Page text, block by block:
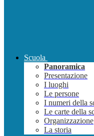
Scuola
Panoramica
Presentazione
I luoghi
Le persone
I numeri della
Le carte della
Organizzazione
La storia